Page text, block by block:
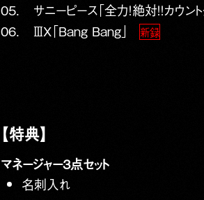
05. サニーピース「全力！絶対！！カウントダ
06. ⅢX「Bang Bang」 新録
【特典】
マネージャー3点セット
名刺入れ